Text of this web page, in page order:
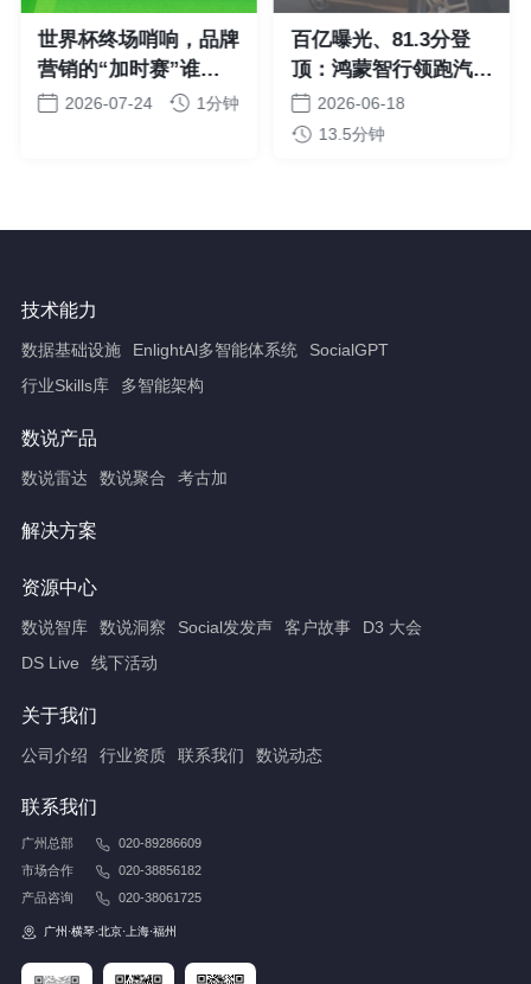
世界杯终场哨响，品牌
营销的“加时赛”谁赢
了？2026-07-24 1分钟
百亿曝光、81.3分登
顶：鸿蒙智行领跑汽车
品牌心智榜
2026-06-18
13.5分钟
技术能力
数据基础设施 EnlightAl多智能体系统
SocialGPT
行业Skills库
多智能架构
数说产品
数说雷达 数说聚合 考古加
解决方案
资源中心
数说智库 数说洞察 Social发发声 客户故事
D3 大会
DS Live
线下活动
关于我们
公司介绍 行业资质 联系我们 数说动态
联系我们
广州总部
020-89286609
市场合作
020-38856182
产品咨询
020-38061725
广州·横琴·北京·上海·福州